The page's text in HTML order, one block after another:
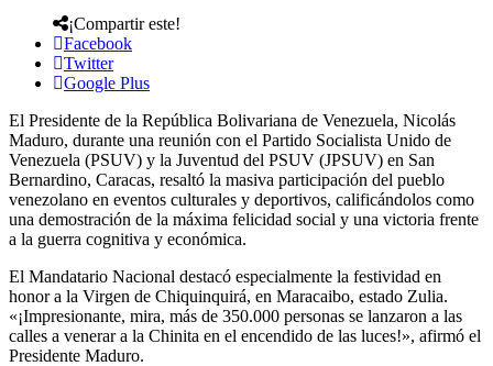
¡Compartir este!
Facebook
Twitter
Google Plus
El Presidente de la República Bolivariana de Venezuela, Nicolás
Maduro, durante una reunión con el Partido Socialista Unido de
Venezuela (PSUV) y la Juventud del PSUV (JPSUV) en San
Bernardino, Caracas, resaltó la masiva participación del pueblo
venezolano en eventos culturales y deportivos, calificándolos como
una demostración de la máxima felicidad social y una victoria frente
a la guerra cognitiva y económica.
El Mandatario Nacional destacó especialmente la festividad en
honor a la Virgen de Chiquinquirá, en Maracaibo, estado Zulia.
«¡Impresionante, mira, más de 350.000 personas se lanzaron a las
calles a venerar a la Chinita en el encendido de las luces!», afirmó el
Presidente Maduro.